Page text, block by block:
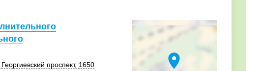
, Георгиевский проспект, 1650 location_on